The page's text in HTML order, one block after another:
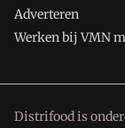
Adverteren
Werken bij VMN
Distrifood is